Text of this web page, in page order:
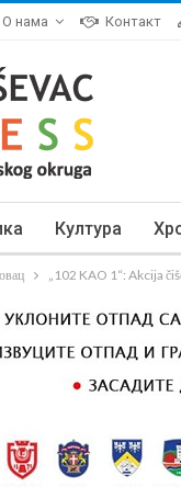
О нама Контакт
Култура
„102 KAO 1“: Akcija